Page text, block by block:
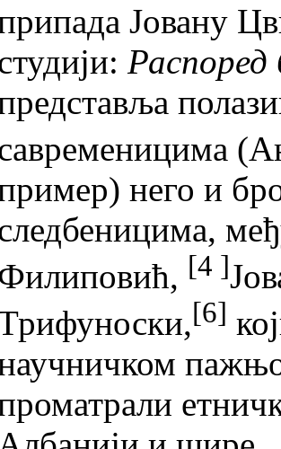
Јовану
Распоред
него и
[4 ]
[6]